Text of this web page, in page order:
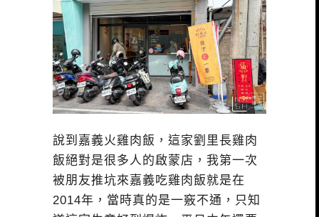
說到嘉義火雞肉飯，這家劉里長雞肉
飯絕對是很多人的啟蒙店，我第一次
被朋友推坑來嘉義吃雞肉飯就是在
2014年，當時真的是一竅不通，只知